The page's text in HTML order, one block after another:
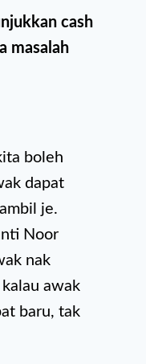
cash
masalah
boleh
dapat
je.
Noor
nak
kalau awak
baru, tak